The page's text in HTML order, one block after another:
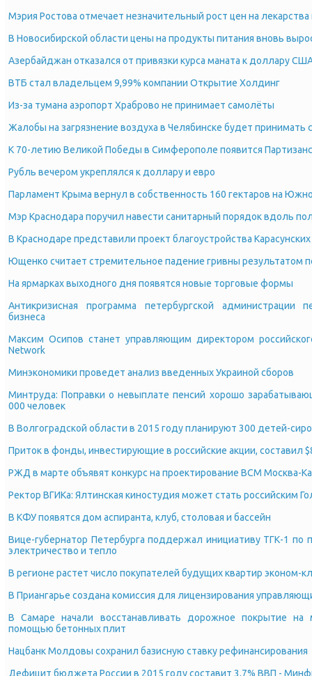
Мэрия Ростова отмечает незначительный рост цен на лекарства
В Новосибирской области цены на продукты питания вновь
Азербайджан отказался от привязки курса маната к доллару
ВТБ стал владельцем 9,99% компании Открытие Холдинг
Из-за тумана аэропорт Храброво не принимает самолёты
Жалобы на загрязнение воздуха в Челябинске будет принимать
К 70-летию Великой Победы в Симферополе появится
Рубль вечером укреплялся к доллару и евро
Парламент Крыма вернул в собственность 160 гектаров на
Мэр Краснодара поручил навести санитарный порядок вдоль
В Краснодаре представили проект благоустройства
Ющенко считает стремительное падение гривны результатом
На ярмарках выходного дня появятся новые торговые формы
Антикризисная программа петербургской администрации
бизнеса
Максим Осипов станет управляющим директором
Network
Минэкономики проведет анализ введенных Украиной сборов
Минтруда: Поправки о невыплате пенсий хорошо
000 человек
В Волгоградской области в 2015 году планируют 300 детей-
Приток в фонды, инвестирующие в российские акции, составил
РЖД в марте объявят конкурс на проектирование ВСМ Москва-
Ректор ВГИКа: Ялтинская киностудия может стать российским
В КФУ появятся дом аспиранта, клуб, столовая и бассейн
Вице-губернатор Петербурга поддержал инициативу ТГК-1 по
электричество и тепло
В регионе растет число покупателей будущих квартир эконом-
В Приангарье создана комиссия для лицензирования
В Самаре начали восстанавливать дорожное покрытие на
помощью бетонных плит
Нацбанк Молдовы сохранил базисную ставку рефинансирования
Дефицит бюджета России в 2015 году составит 3,7% ВВП -